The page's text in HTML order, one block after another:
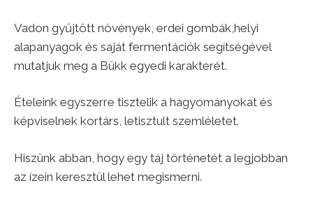
Vadon gyűjtött növények, erdei gombák,helyi
alapanyagok és saját fermentációk segítségével
mutatjuk meg a Bükk egyedi karakterét.
Ételeink egyszerre tisztelik a hagyományokat és
képviselnek kortárs, letisztult szemléletet.
Hiszünk abban, hogy egy táj történetét a legjobban
az ízein keresztül lehet megismerni.